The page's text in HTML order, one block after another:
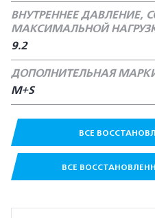
ВНУТРЕННЕЕ ДАВЛЕНИЕ,
МАКСИМАЛЬНОЙ
9.2
ДОПОЛНИТЕЛЬНАЯ
M+S
ВСЕ
ВСЕ